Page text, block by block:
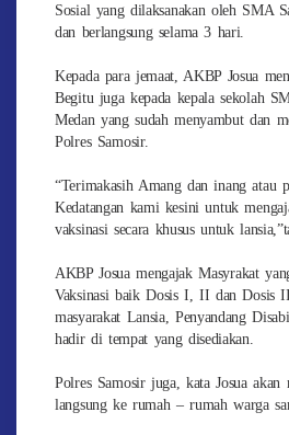
Sosial yang dilaksanakan oleh SMA
dan berlangsung selama 3 hari.
Kepada para jemaat, AKBP Josua
Begitu juga kepada kepala sekolah
Medan yang sudah menyambut dan
Polres Samosir.
“Terimakasih Amang dan inang atau
Kedatangan kami kesini untuk
vaksinasi secara khusus untuk
AKBP Josua mengajak Masyrakat
Vaksinasi baik Dosis I, II dan Dosis
masyarakat Lansia, Penyandang
hadir di tempat yang disediakan.
Polres Samosir juga, kata Josua akan
langsung ke rumah – rumah warga